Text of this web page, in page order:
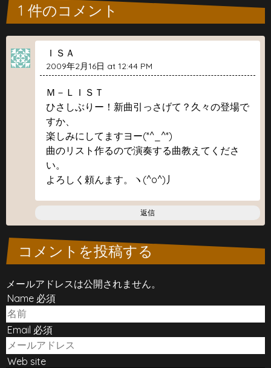
1 件のコメント
2009年2月16日 at 12:44 PM
ＩＳＡ
Ｍ－ＬＩＳＴ
ひさしぶりー！新曲引っさげて？久々の登場で
すか、
楽しみにしてますヨー(*^_^*)
曲のリスト作るので演奏する曲教えてくださ
い。
よろしく頼んます。ヽ(^o^)丿
返信
コメントを投稿する
メールアドレスは公開されません。
Name 必須
Email 必須
Web site